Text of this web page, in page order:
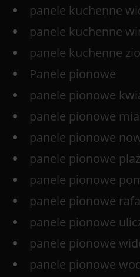
panele kuchenne
panele kuchenne
panele kuchenne
Panele pionowe
panele pionowe
panele pionowe
panele pionowe
panele pionowe
panele pionowe
panele pionowe
panele pionowe
panele pionowe
panele pionowe